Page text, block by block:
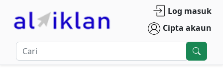
Log masuk
Cipta akaun